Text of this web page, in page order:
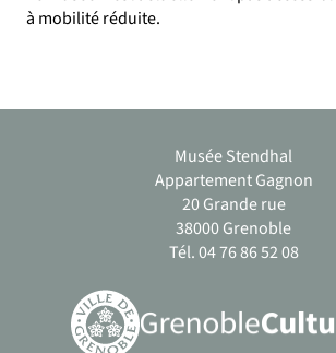
à mobilité réduite.
Musée Stendhal
Appartement Gagnon
20 Grande rue
38000 Grenoble
Tél. 04 76 86 52 08